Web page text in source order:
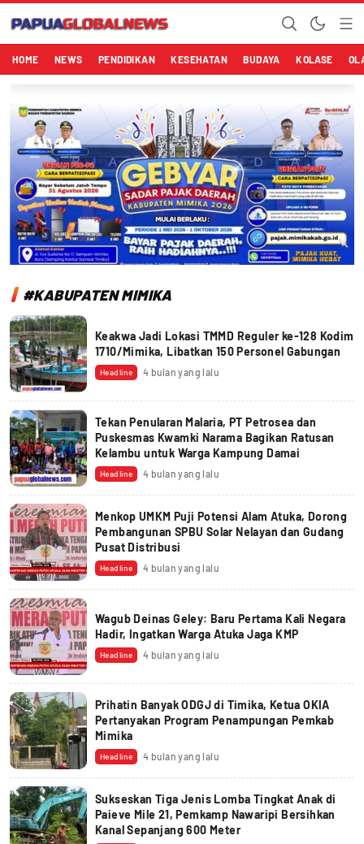
Papuaglobalnews.com
Menulis Fakta dengan Hati Bening
HOME NEWS PENDIDIKAN KESEHATAN BUDAYA KOLASE
#KABUPATEN MIMIKA
Keakwa Jadi Lokasi TMMD Reguler ke-128 Kodim
1710/Mimika, Libatkan 150 Personel Gabungan
Headline 4 bulan yang lalu
Tekan Penularan Malaria, PT Petrosea dan
Puskesmas Kwamki Narama Bagikan Ratusan
Kelambu untuk Warga Kampung Damai
Headline 4 bulan yang lalu
Menkop UMKM Puji Potensi Alam Atuka, Dorong
Pembangunan SPBU Solar Nelayan dan Gudang
Pusat Distribusi
Headline 4 bulan yang lalu
Wagub Deinas Geley: Baru Pertama Kali Negara
Hadir, Ingatkan Warga Atuka Jaga KMP
Headline 4 bulan yang lalu
Prihatin Banyak ODGJ di Timika, Ketua OKIA
Pertanyakan Program Penampungan Pemkab
Mimika
Headline 4 bulan yang lalu
Sukseskan Tiga Jenis Lomba Tingkat Anak di
Paieve Mile 21, Pemkamp Nawaripi Bersihkan
Kanal Sepanjang 600 Meter